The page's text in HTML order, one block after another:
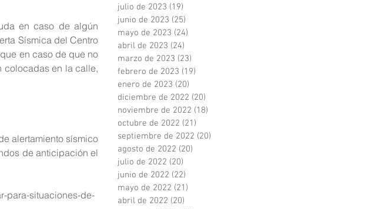
en caso de algún
Sísmica del Centro
en caso de que no
colocadas en la calle,
alertamiento sísmico
de anticipación el
para-situaciones-de-
julio de 2023 (19)
junio de 2023 (25)
mayo de 2023 (24)
abril de 2023 (24)
marzo de 2023 (23)
febrero de 2023 (19)
enero de 2023 (20)
diciembre de 2022 (20)
noviembre de 2022 (18)
octubre de 2022 (21)
septiembre de 2022 (20)
agosto de 2022 (20)
julio de 2022 (20)
junio de 2022 (22)
mayo de 2022 (21)
abril de 2022 (20)